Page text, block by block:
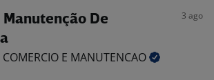
De
3 ago
E MANUTENCAO